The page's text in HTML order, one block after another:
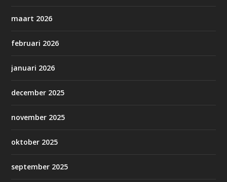
maart 2026
februari 2026
januari 2026
december 2025
november 2025
oktober 2025
september 2025